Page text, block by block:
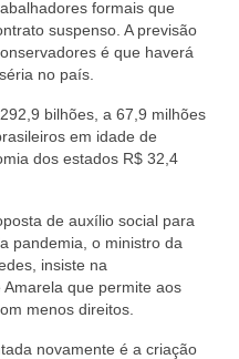
formais que
suspenso. A previsão
é que haverá
no país.
bilhões, a 67,9 milhões
em idade de
dos estados R$ 32,4
de auxílio social para
pandemia, o ministro da
insiste na
que permite aos
menos direitos.
novamente é a criação